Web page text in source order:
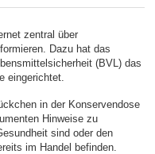
zentral über
Dazu hat das
(BVL) das
eingerichtet.
in der Konservendose
Hinweise zu
sind oder den
im Handel befinden.